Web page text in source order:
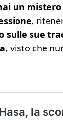
un mistero
,
sulle sue
, visto che